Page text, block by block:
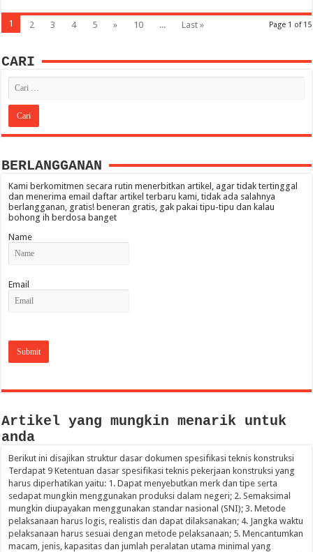
Page 1 of 15
1 2 3 4 5 » 10 ... Last »
CARI
BERLANGGANAN
Kami berkomitmen secara rutin menerbitkan artikel, agar tidak tertinggal
dan menerima email daftar artikel terbaru kami, tidak ada salahnya
berlangganan, gratis! beneran gratis, gak pakai tipu-tipu dan kalau
bohong ih berdosa banget
Name
Email
Artikel yang mungkin menarik untuk
anda
Berikut ini disajikan struktur dasar dokumen spesifikasi teknis konstruksi
Terdapat 9 Ketentuan dasar spesifikasi teknis pekerjaan konstruksi yang
harus diperhatikan yaitu: 1. Dapat menyebutkan merk dan tipe serta
sedapat mungkin menggunakan produksi dalam negeri; 2. Semaksimal
mungkin diupayakan menggunakan standar nasional (SNI); 3. Metode
pelaksanaan harus logis, realistis dan dapat dilaksanakan; 4. Jangka waktu
pelaksanaan harus sesuai dengan metode pelaksanaan; 5. Mencantumkan
macam, jenis, kapasitas dan jumlah peralatan utama minimal yang